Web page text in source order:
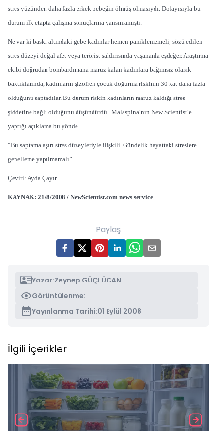
stres yüzünden daha fazla erkek bebeğin ölmüş olmasıydı. Dolayısıyla bu
durum ilk etapta çalışma sonuçlarına yansımamıştı.
Ne var ki baskı altındaki gebe kadınlar hemen paniklememeli; sözü edilen
stres düzeyi doğal afet veya terörist saldırısında yaşananla eşdeğer. Araştırma
ekibi doğrudan bombardımana maruz kalan kadınlara bağımsız olarak
baktıklarında, kadınların şizofren çocuk doğurma riskinin 30 kat daha fazla
olduğunu saptadılar. Bu durum riskin kadınların maruz kaldığı stres
şiddetine bağlı olduğunu düşündürdü. Malaspina’nın New Scientist’e
yaptığı açıklama bu yönde.
“Bu saptama aşırı stres düzeyleriyle ilişkili. Gündelik hayattaki streslere
genelleme yapılmamalı”.
Çeviri: Ayda Çayır
KAYNAK: 21/8/2008 / NewScientist.com news service
Paylaş
Yazar:Zeynep GÜÇLÜCAN
Görüntülenme:
Yayınlanma Tarihi:01 Eylül 2008
İlgili İçerikler